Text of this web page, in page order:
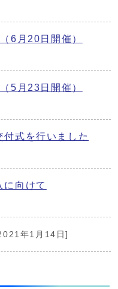
6月20日開催）
5月23日開催）
式を行いました
に向けて
年1月14日]